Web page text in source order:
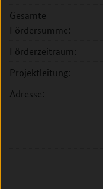
Gesamte
Fördersumme:
Förderzeitraum:
Projektleitung:
Adresse: